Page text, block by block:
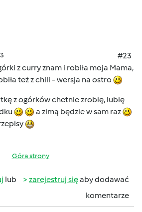
#23
z curry znam i robiła moja Mama,
też z chili - wersja na ostro
z ogórków chetnie zrobię, lubię
a zimą będzie w sam raz
Góra strony
lub zarejestruj sięaby dodawać
komentarze